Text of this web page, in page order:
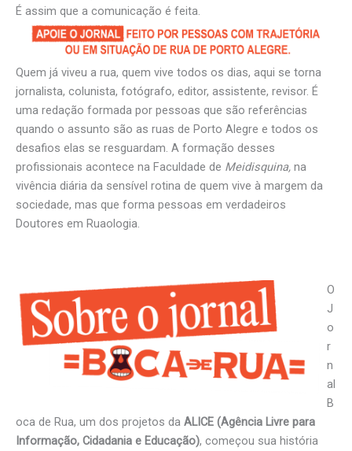
É assim que a comunicação é feita.
Quem já viveu a rua, quem vive todos os dias, aqui se torna
jornalista, colunista, fotógrafo, editor, assistente, revisor. É
uma redação formada por pessoas que são referências
quando o assunto são as ruas de Porto Alegre e todos os
desafios elas se resguardam. A formação desses
profissionais acontece na Faculdade de Meidisquina, na
vivência diária da sensível rotina de quem vive à margem da
sociedade, mas que forma pessoas em verdadeiros
Doutores em Ruaologia.
O
J
o
r
n
al
B
oca de Rua, um dos projetos da ALICE (Agência Livre para
Informação, Cidadania e Educação), começou sua história